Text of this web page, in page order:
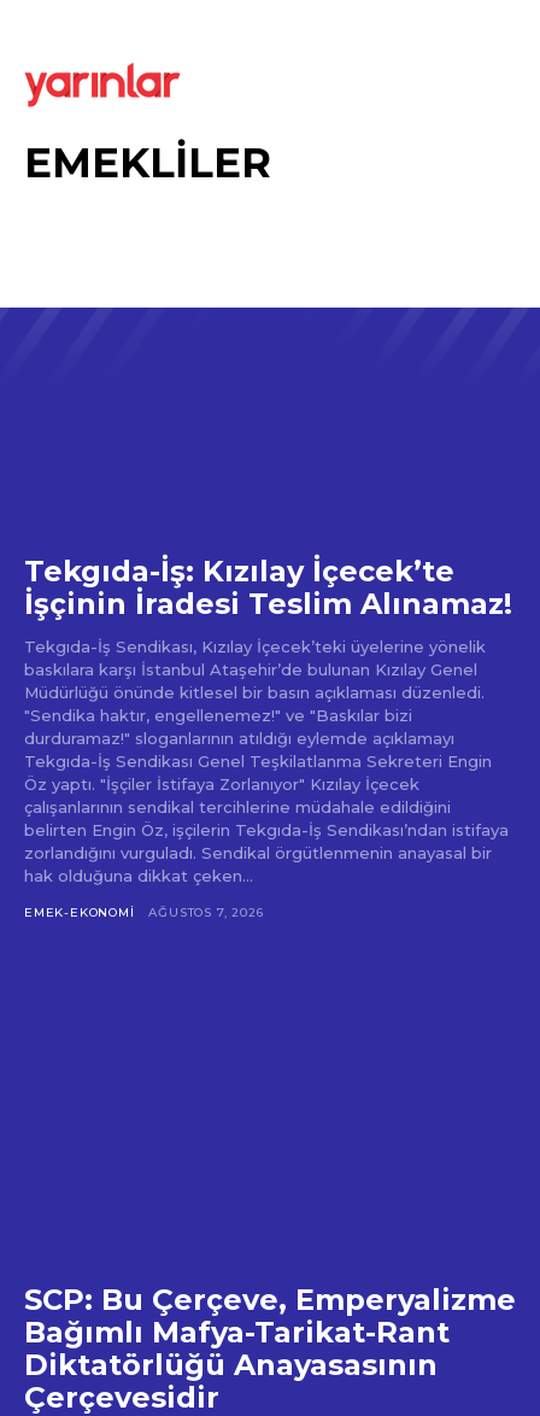
EMEKLİLER
Tekgıda-İş: Kızılay İçecek’te
İşçinin İradesi Teslim Alınamaz!
Tekgıda-İş Sendikası, Kızılay İçecek’teki üyelerine yönelik
baskılara karşı İstanbul Ataşehir’de bulunan Kızılay Genel
Müdürlüğü önünde kitlesel bir basın açıklaması düzenledi.
"Sendika haktır, engellenemez!" ve "Baskılar bizi
durduramaz!" sloganlarının atıldığı eylemde açıklamayı
Tekgıda-İş Sendikası Genel Teşkilatlanma Sekreteri Engin
Öz yaptı. "İşçiler İstifaya Zorlanıyor" Kızılay İçecek
çalışanlarının sendikal tercihlerine müdahale edildiğini
belirten Engin Öz, işçilerin Tekgıda-İş Sendikası’ndan istifaya
zorlandığını vurguladı. Sendikal örgütlenmenin anayasal bir
hak olduğuna dikkat çeken...
EMEK-EKONOMI AĞUSTOS 7, 2026
SCP: Bu Çerçeve, Emperyalizme
Bağımlı Mafya-Tarikat-Rant
Diktatörlüğü Anayasasının
Çerçevesidir